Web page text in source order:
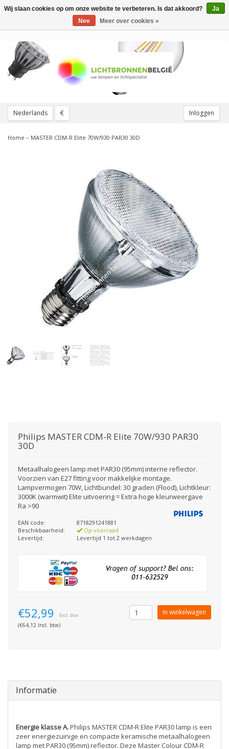
Nederlands € Inloggen
Toggle
Home » MASTER CDM-R Elite 70W/930 PAR30 30D
Philips MASTER CDM-R Elite 70W/930 PAR30
30D
Metaalhalogeen lamp met PAR30 (95mm) interne reflector.
Voorzien van E27 fitting voor makkelijke montage.
Lampvermogen 70W, Lichtbundel: 30 graden (Flood), Lichtkleur:
3000K (warmwit) Elite uitvoering = Extra hoge kleurweergave
Ra >90
EAN code:
8718291241881
Beschikbaarheid:
Op voorraad
Levertijd:
Levertijd 1 tot 2 werkdagen
€52,99 Excl. btw
(€64,12 Incl. btw)
In winkelwagen
Informatie
Energie klasse A.Philips MASTER CDM-R Elite PAR30 lamp is een
zeer energiezuinige en compacte keramische metaalhalogeen
lamp met PAR30 (95mm) reflector. Deze Master Colour CDM-R
Wij slaan cookies op om onze website te verbeteren. Is dat akkoord?
Ja
Nee
Meer over cookies »